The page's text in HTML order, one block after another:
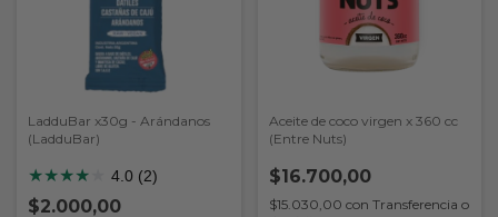
LadduBar x30g - Arándanos
(LadduBar)
★★★★ 4.0 (2)
$2.000,00
Aceite de coco virgen x 360 cc
(Entre Nuts)
$16.700,00
$15.030,00 con Transferencia o